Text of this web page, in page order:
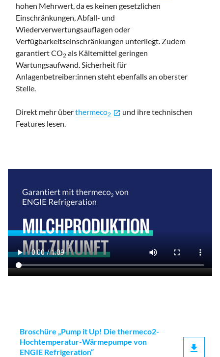
hohen Mehrwert, da es keinen gesetzlichen
Einschränkungen, Abfall- und
Wiederverwertungsauflagen oder
Verfügbarkeitseinschränkungen unterliegt. Zudem
garantiert CO2 als Kältemittel geringen
Wartungsaufwand. Sicherheit für
Anlagenbetreiber:innen steht ebenfalls an oberster
Stelle.
Direkt mehr überthermeco2 open_in_new und ihre technischen
Features lesen.
Broschüre „Pump it Up! Die thermeco2-
Hochtemperatur-Wärmepumpe von
ENGIE Refrigeration“